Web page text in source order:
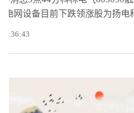
电网设备目前下跌领涨股为扬电